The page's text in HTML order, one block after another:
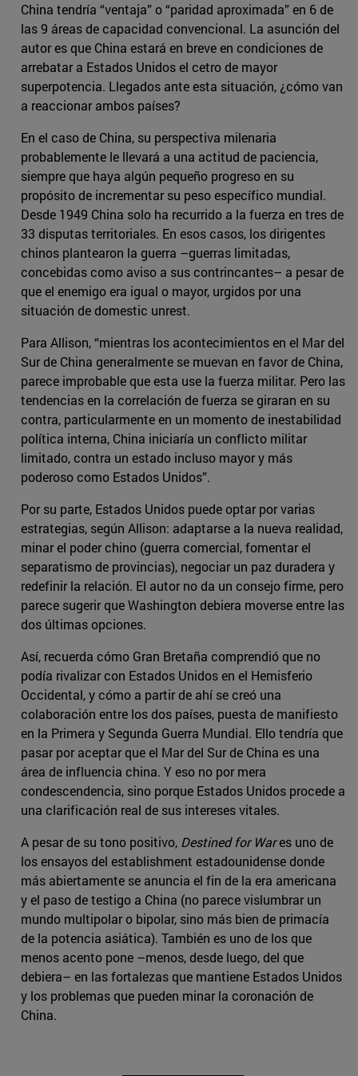
China tendría “ventaja” o “paridad aproximada” en 6 de
las 9 áreas de capacidad convencional. La asunción del
autor es que China estará en breve en condiciones de
arrebatar a Estados Unidos el cetro de mayor
superpotencia. Llegados ante esta situación, ¿cómo van
a reaccionar ambos países?
En el caso de China, su perspectiva milenaria
probablemente le llevará a una actitud de paciencia,
siempre que haya algún pequeño progreso en su
propósito de incrementar su peso específico mundial.
Desde 1949 China solo ha recurrido a la fuerza en tres de
33 disputas territoriales. En esos casos, los dirigentes
chinos plantearon la guerra –guerras limitadas,
concebidas como aviso a sus contrincantes– a pesar de
que el enemigo era igual o mayor, urgidos por una
situación de domestic unrest.
Para Allison, “mientras los acontecimientos en el Mar del
Sur de China generalmente se muevan en favor de China,
parece improbable que esta use la fuerza militar. Pero las
tendencias en la correlación de fuerza se giraran en su
contra, particularmente en un momento de inestabilidad
política interna, China iniciaría un conflicto militar
limitado, contra un estado incluso mayor y más
poderoso como Estados Unidos”.
Por su parte, Estados Unidos puede optar por varias
estrategias, según Allison: adaptarse a la nueva realidad,
minar el poder chino (guerra comercial, fomentar el
separatismo de provincias), negociar un paz duradera y
redefinir la relación. El autor no da un consejo firme, pero
parece sugerir que Washington debiera moverse entre las
dos últimas opciones.
Así, recuerda cómo Gran Bretaña comprendió que no
podía rivalizar con Estados Unidos en el Hemisferio
Occidental, y cómo a partir de ahí se creó una
colaboración entre los dos países, puesta de manifiesto
en la Primera y Segunda Guerra Mundial. Ello tendría que
pasar por aceptar que el Mar del Sur de China es una
área de influencia china. Y eso no por mera
condescendencia, sino porque Estados Unidos procede a
una clarificación real de sus intereses vitales.
A pesar de su tono positivo, Destined for Wares uno de
los ensayos del establishment estadounidense donde
más abiertamente se anuncia el fin de la era americana
y el paso de testigo a China (no parece vislumbrar un
mundo multipolar o bipolar, sino más bien de primacía
de la potencia asiática). También es uno de los que
menos acento pone –menos, desde luego, del que
debiera– en las fortalezas que mantiene Estados Unidos
y los problemas que pueden minar la coronación de
China.